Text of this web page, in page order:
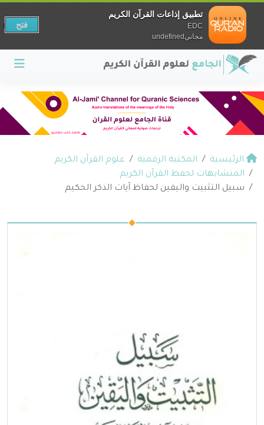
الرئيسية المكتبة الرقمية
علوم القرآن الكريم
المتشابهات لحفظ القرآن الكريم
سبيل التثبيت واليقين لحفاظ آيات الذكر الحكيم
تطبيق إذاعات القرآن الكريم
EDC
مجانيundefined
فتح